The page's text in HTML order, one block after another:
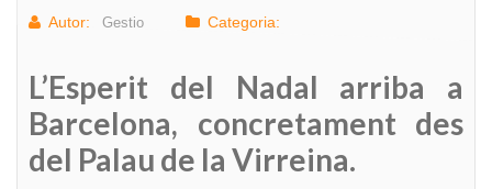
Autor: Gestio Categoria:
L’Esperit del Nadal arriba a
Barcelona, concretament des
del Palau de la Virreina.